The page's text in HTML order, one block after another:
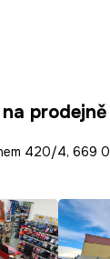
prodejně
420/4, 669